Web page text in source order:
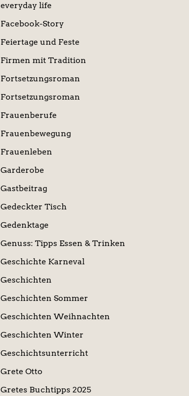
everyday life
Facebook-Story
Feiertage und Feste
Firmen mit Tradition
Fortsetzungsroman
Fortsetzungsroman
Frauenberufe
Frauenbewegung
Frauenleben
Garderobe
Gastbeitrag
Gedeckter Tisch
Gedenktage
Genuss: Tipps Essen & Trinken
Geschichte Karneval
Geschichten
Geschichten Sommer
Geschichten Weihnachten
Geschichten Winter
Geschichtsunterricht
Grete Otto
Gretes Buchtipps 2025